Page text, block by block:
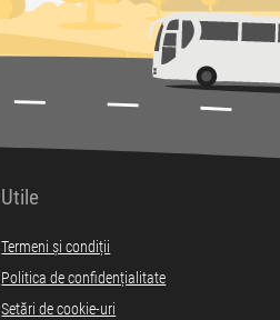
Utile
Termeni și condiții
Politica de confidențialitate
Setări de cookie-uri